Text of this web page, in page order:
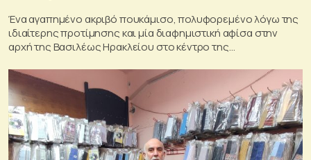
Ένα αγαπημένο ακριβό πουκάμισο, πολυφορεμένο λόγω της
ιδιαίτερης προτίμησης και μία διαφημιστική αφίσα στην
αρχή της Βασιλέως Ηρακλείου στο κέντρο της